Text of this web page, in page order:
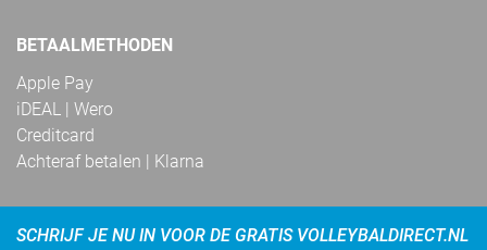
BETAALMETHODEN
Apple Pay
iDEAL | Wero
Creditcard
Achteraf betalen | Klarna
SCHRIJF JE NU IN VOOR DE GRATIS VOLLEYBALDIRECT.NL